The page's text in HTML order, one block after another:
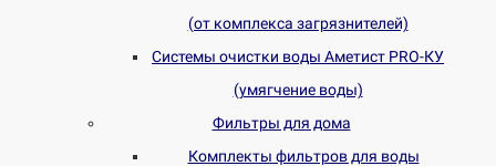
(от комплекса загрязнителей)
Системы очистки воды Аметист PRO-КУ
(умягчение воды)
Фильтры для дома
Комплекты фильтров для воды